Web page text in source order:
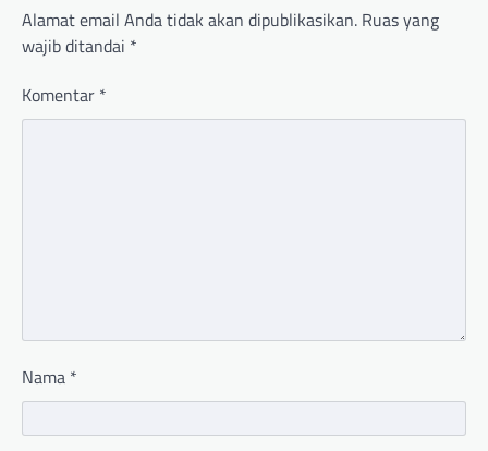
Alamat email Anda tidak akan dipublikasikan. Ruas yang
wajib ditandai *
Komentar *
Nama *